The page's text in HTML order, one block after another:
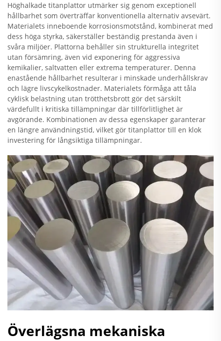
Höghalkade titanplattor utmärker sig genom exceptionell
hållbarhet som överträffar konventionella alternativ avsevärt.
Materialets inneboende korrosionsmotstånd, kombinerat med
dess höga styrka, säkerställer beständig prestanda även i
svåra miljöer. Plattorna behåller sin strukturella integritet
utan försämring, även vid exponering för aggressiva
kemikalier, saltvatten eller extrema temperaturer. Denna
enastående hållbarhet resulterar i minskade underhållskrav
och lägre livscykelkostnader. Materialets förmåga att tåla
cyklisk belastning utan trötthetsbrott gör det särskilt
värdefullt i kritiska tillämpningar där tillförlitlighet är
avgörande. Kombinationen av dessa egenskaper garanterar
en längre användningstid, vilket gör titanplattor till en klok
investering för långsiktiga tillämpningar.
Överlägsna mekaniska